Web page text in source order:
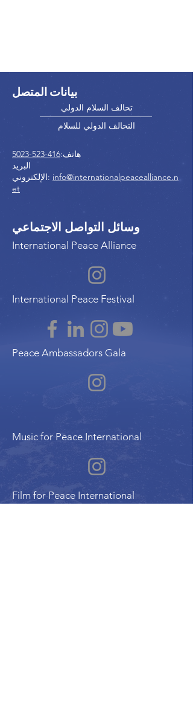
بيانات المتصل
تحالف السلام الدولي
التحالف الدولي للسلام
هاتف:416-523-5023
البريد
الإلكتروني: info@internationalpeacealliance.n
et
وسائل التواصل الاجتماعي
International Peace Alliance
International Peace Festival
Peace Ambassadors Gala
Music for Peace International
Film for Peace International